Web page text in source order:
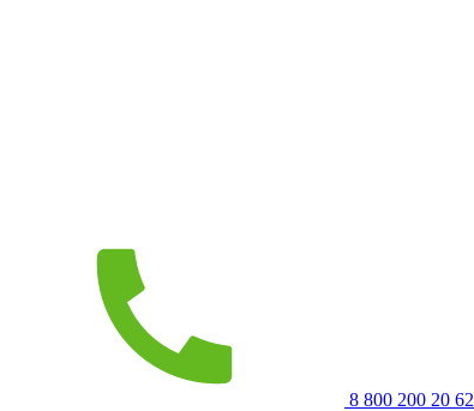
8 800 200 20 62